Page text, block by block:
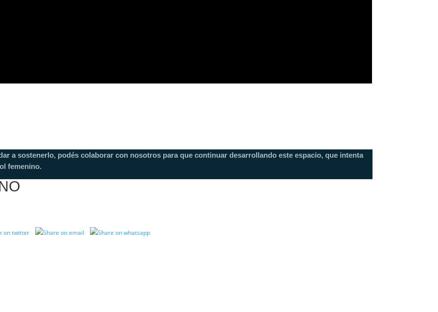
a sostenerlo, podés colaborar con nosotros para que continuar desarrollando este espacio, que intenta
femenino.